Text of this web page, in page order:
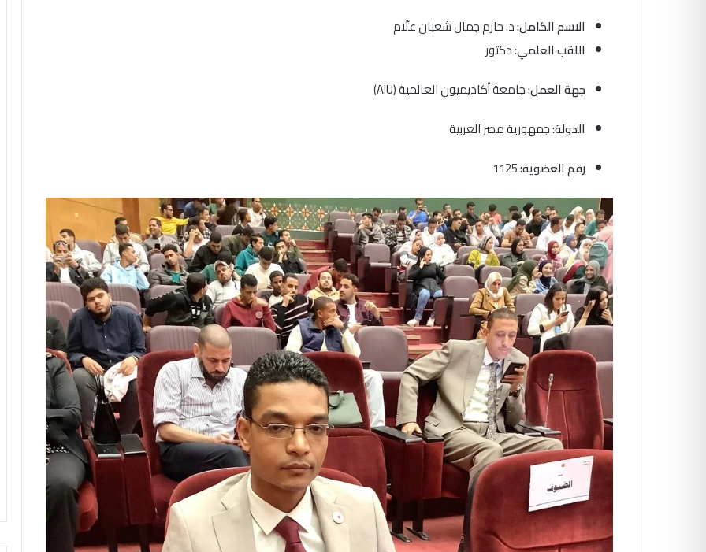
الاسم الكامل:د. حازم جمال شعبان علّام
اللقب العلمي:دكتور
جهة العمل:جامعة أكاديميون العالمية (AIU)
الدولة:جمهورية مصر العربية
رقم العضوية: